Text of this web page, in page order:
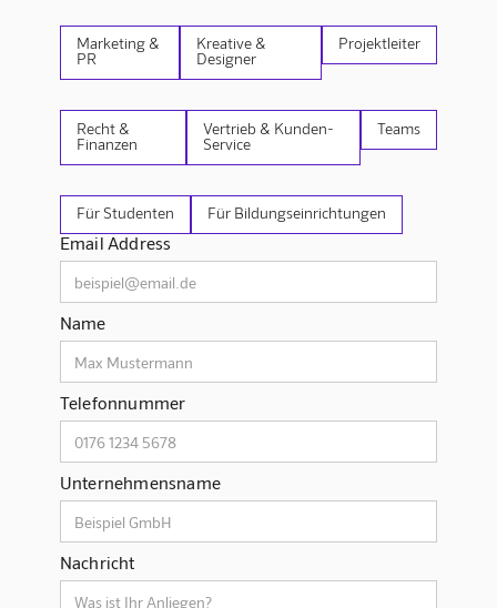
Marketing &
PR
Kreative &
Designer
Projektleiter
Recht &
Finanzen
Vertrieb & Kunden-
Service
Teams
Für Studenten Für Bildungseinrichtungen
Email Address
Name
Telefonnummer
Unternehmensname
Nachricht